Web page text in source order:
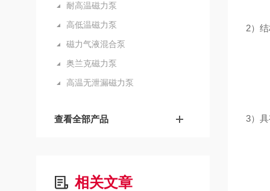
耐高温磁力泵
高低温磁力泵
磁力气液混合泵
奥兰克磁力泵
高温无泄漏磁力泵
查看全部产品
相关文章
2）
3）